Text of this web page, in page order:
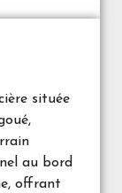
située
au bord
offrant